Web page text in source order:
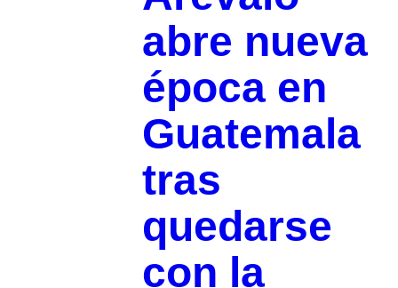
abre nueva
época en
Guatemala
tras
quedarse
con la